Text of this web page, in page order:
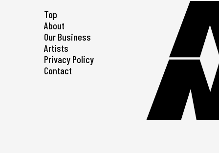
Top
About
Our Business
Artists
Privacy Policy
Contact